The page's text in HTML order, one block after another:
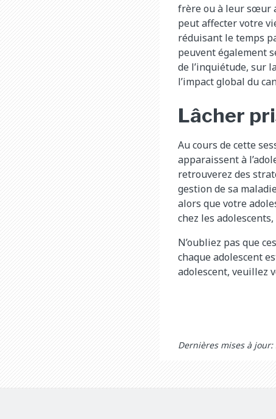
frère ou à leur sœur
peut affecter votre
réduisant le temps
peuvent également
de l’inquiétude, sur
l’impact global du
Lâcher
Au cours de cette
apparaissent à
retrouverez des
gestion de sa
alors que votre
chez les
N’oubliez pas que
chaque adolescent
adolescent, veuillez
Dernières mises à